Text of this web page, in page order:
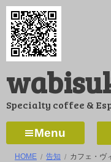
コ
ン
ツ
ス
ッ
Specialty coffee &
Menu
HOME 告知 カフェ・ヴ